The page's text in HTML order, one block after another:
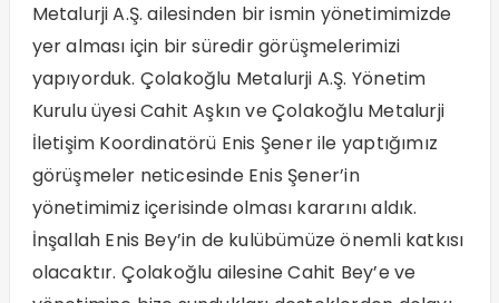
Metalurji A.Ş. ailesinden bir ismin yönetimimizde
yer alması için bir süredir görüşmelerimizi
yapıyorduk. Çolakoğlu Metalurji A.Ş. Yönetim
Kurulu üyesi Cahit Aşkın ve Çolakoğlu Metalurji
İletişim Koordinatörü Enis Şener ile yaptığımız
görüşmeler neticesinde Enis Şener’in
yönetimimiz içerisinde olması kararını aldık.
İnşallah Enis Bey’in de kulübümüze önemli katkısı
olacaktır. Çolakoğlu ailesine Cahit Bey’e ve